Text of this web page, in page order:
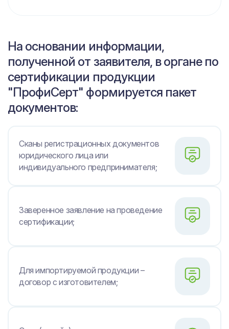
На основании информации,
полученной от заявителя, в органе по
сертификации продукции
"ПрофиСерт" формируется пакет
документов:
Сканы регистрационных документов
юридического лица или
индивидуального предпринимателя;
Заверенное заявление на проведение
сертификации;
Для импортируемой продукции –
договор с изготовителем;